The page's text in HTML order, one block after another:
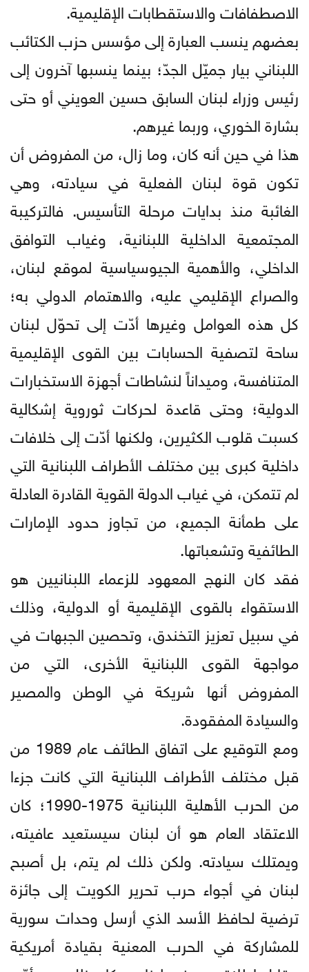
الاصطفافات والاستقطابات الإقليمية.
بعضهم ينسب العبارة إلى مؤسس حزب الكتائب
اللبناني بيار جميّل الجدّ؛ بينما ينسبها آخرون إلى
رئيس وزراء لبنان السابق حسين العويني أو حتى
بشارة الخوري، وربما غيرهم.
هذا في حين أنه كان، وما زال، من المفروض أن
تكون قوة لبنان الفعلية في سيادته، وهي
الغائبة منذ بدايات مرحلة التأسيس. فالتركيبة
المجتمعية الداخلية اللبنانية، وغياب التوافق
الداخلي، والأهمية الجيوسياسية لموقع لبنان،
والصراع الإقليمي عليه، والاهتمام الدولي به؛
كل هذه العوامل وغيرها أدّت إلى تحوّل لبنان
ساحة لتصفية الحسابات بين القوى الإقليمية
المتنافسة، وميداناً لنشاطات أجهزة الاستخبارات
الدولية؛ وحتى قاعدة لحركات ثوروية إشكالية
كسبت قلوب الكثيرين، ولكنها أدّت إلى خلافات
داخلية كبرى بين مختلف الأطراف اللبنانية التي
لم تتمكن، في غياب الدولة القوية القادرة العادلة
على طمأنة الجميع، من تجاوز حدود الإمارات
الطائفية وتشعباتها.
فقد كان النهج المعهود للزعماء اللبنانيين هو
الاستقواء بالقوى الإقليمية أو الدولية، وذلك
في سبيل تعزيز التخندق، وتحصين الجبهات في
مواجهة القوى اللبنانية الأخرى، التي من
المفروض أنها شريكة في الوطن والمصير
والسيادة المفقودة.
ومع التوقيع على اتفاق الطائف عام 1989 من
قبل مختلف الأطراف اللبنانية التي كانت جزءا
من الحرب الأهلية اللبنانية 1975-1990؛ كان
الاعتقاد العام هو أن لبنان سيستعيد عافيته،
ويمتلك سيادته. ولكن ذلك لم يتم، بل أصبح
لبنان في أجواء حرب تحرير الكويت إلى جائزة
ترضية لحافظ الأسد الذي أرسل وحدات سورية
للمشاركة في الحرب المعنية بقيادة أمريكية